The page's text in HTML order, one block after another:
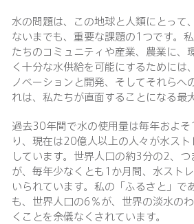
水の問題は、この地球と人類にとって
ないまでも、重要な課題の1つです。
たちのコミュニティや産業、農業に、
く十分な水供給を可能にするためには
ノベーションと開発、そしてそれらへ
れは、私たちが直面することになる最
過去30年間で水の使用量は毎年およ
り、現在は20億人以上の人々が水ス
しています。世界人口の約3分の2、
が、毎年少なくとも1か月間、水スト
いられています。私の「ふるさと」で
も、世界人口の6％が、世界の淡水の
くことを余儀なくされています。